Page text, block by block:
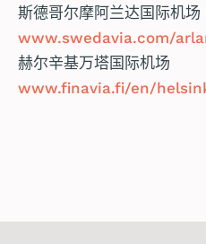
斯德哥尔摩阿兰达国际机场
www.swedavia.com/
赫尔辛基万塔国际机场
www.finavia.fi/en/